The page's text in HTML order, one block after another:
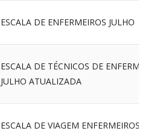
ESCALA DE ENFERMEIROS JULHO
ESCALA DE TÉCNICOS DE
JULHO ATUALIZADA
ESCALA DE VIAGEM ENFERMEIROS